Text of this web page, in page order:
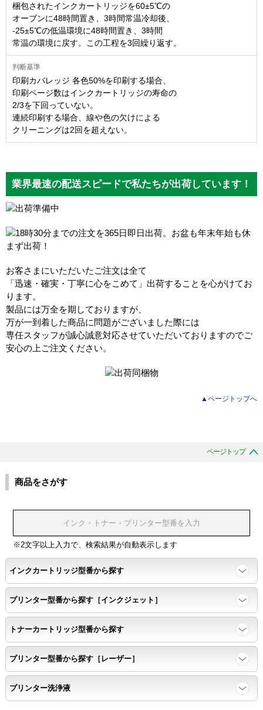
梱包されたインクカートリッジを60±5℃の
オーブンに48時間置き、3時間常温冷却後、
-25±5℃の低温環境に48時間置き、3時間
常温の環境に戻す。この工程を3回繰り返す。
印刷カバレッジ 各色50%を印刷する場合、
印刷ページ数はインクカートリッジの寿命の
2/3を下回っていない。
連続印刷する場合、線や色の欠けによる
クリーニングは2回を超えない。
業界最速の配送スピードで私たちが出荷しています！
お客さまにいただいたご注文は全て
「迅速・確実・丁寧に心をこめて」出荷することを心がけてお
ります。
製品には万全を期しておりますが、
万が一到着した商品に問題がございました際には
専任スタッフが誠心誠意対応させていただいておりますのでご
安心の上ご注文ください。
▲ページトップへ
ページトップ
商品をさがす
※2文字以上入力で、検索結果が自動表示します
インクカートリッジ型番から探す
プリンター型番から探す［インクジェット］
トナーカートリッジ型番から探す
プリンター型番から探す［レーザー］
プリンター洗浄液